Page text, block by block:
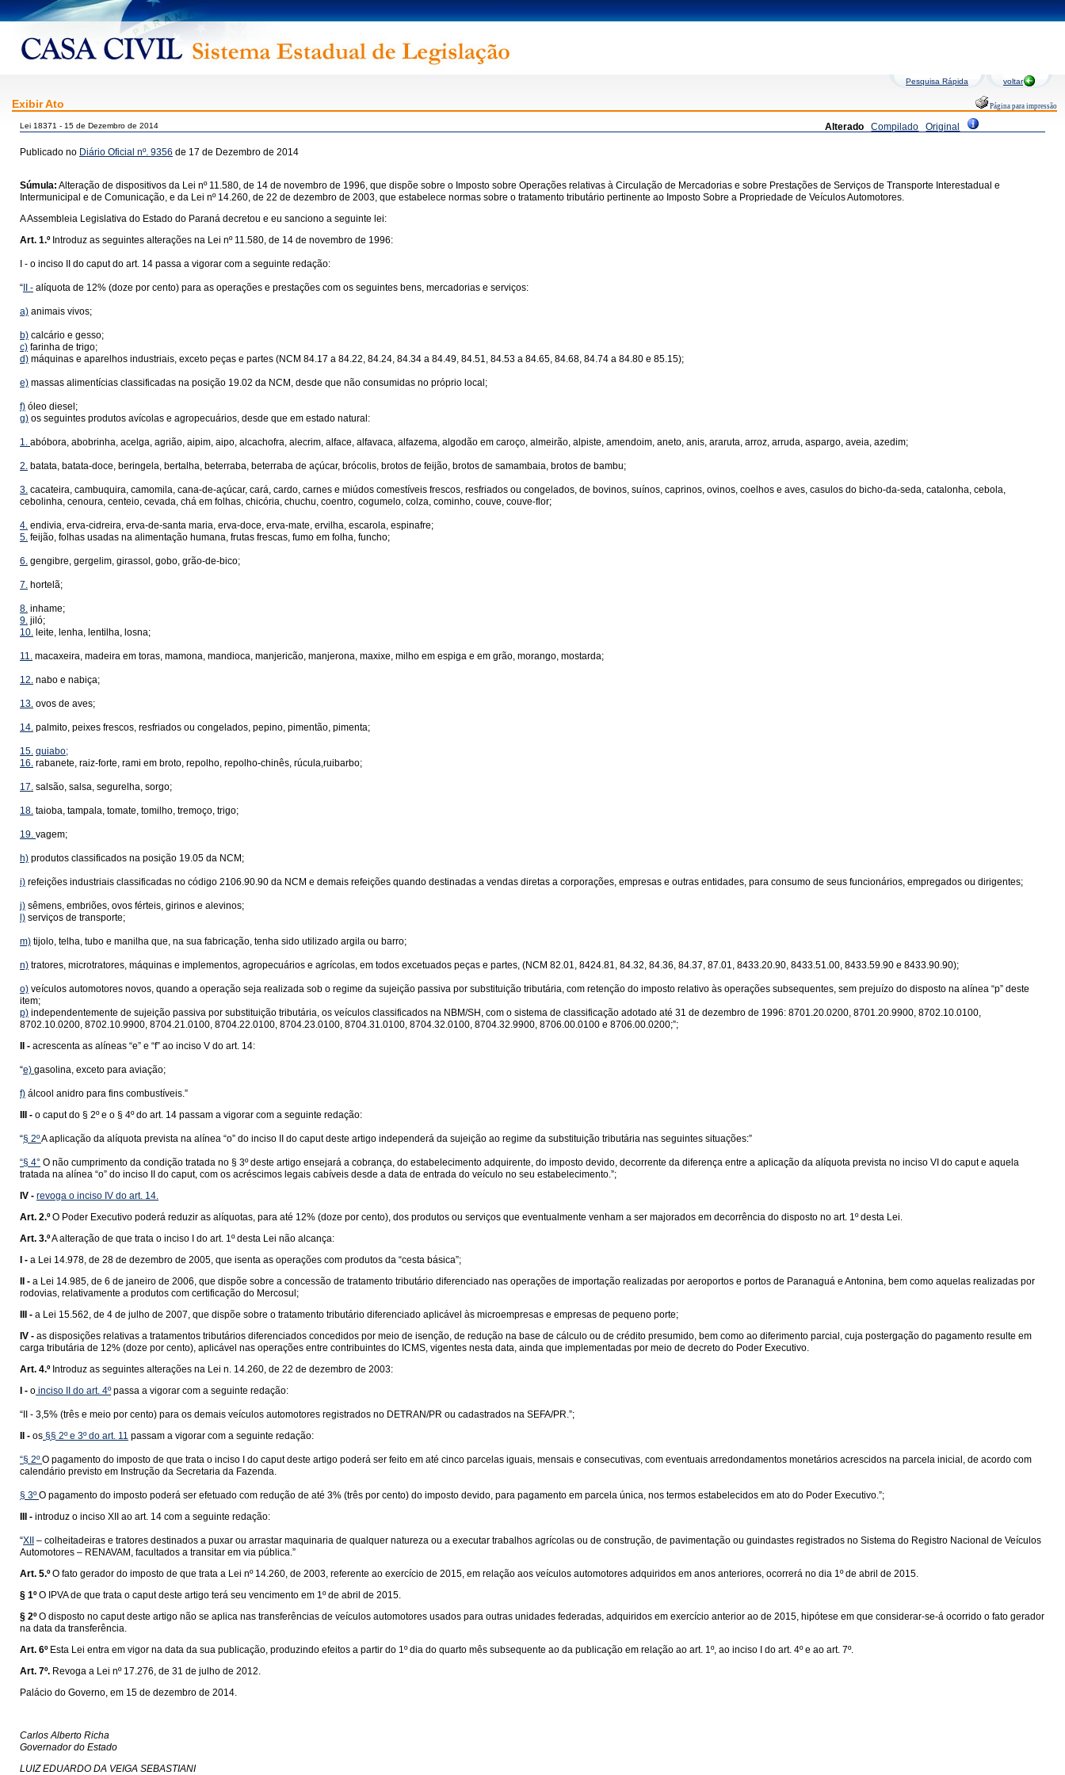
Pesquisa Rápida voltar
Exibir Ato Página para impressão
Alterado Compilado Original
Lei 18371 - 15 de Dezembro de 2014
Publicado no Diário Oficial nº. 9356 de 17 de Dezembro de 2014
Súmula: Alteração de dispositivos da Lei nº 11.580, de 14 de novembro de 1996, que dispõe sobre o Imposto sobre Operações relativas à Circulação de Mercadorias e sobre Prestações de Serviços de Transporte Interestadual e
Intermunicipal e de Comunicação, e da Lei nº 14.260, de 22 de dezembro de 2003, que estabelece normas sobre o tratamento tributário pertinente ao Imposto Sobre a Propriedade de Veículos Automotores.
A Assembleia Legislativa do Estado do Paraná decretou e eu sanciono a seguinte lei:
Art. 1.º Introduz as seguintes alterações na Lei nº 11.580, de 14 de novembro de 1996:
I - o inciso II do caput do art. 14 passa a vigorar com a seguinte redação:
“ II - alíquota de 12% (doze por cento) para as operações e prestações com os seguintes bens, mercadorias e serviços:
a) animais vivos;
b) calcário e gesso;
c) farinha de trigo;
d) máquinas e aparelhos industriais, exceto peças e partes (NCM 84.17 a 84.22, 84.24, 84.34 a 84.49, 84.51, 84.53 a 84.65, 84.68, 84.74 a 84.80 e 85.15);
e) massas alimentícias classificadas na posição 19.02 da NCM, desde que não consumidas no próprio local;
f) óleo diesel;
g) os seguintes produtos avícolas e agropecuários, desde que em estado natural:
1. abóbora, abobrinha, acelga, agrião, aipim, aipo, alcachofra, alecrim, alface, alfavaca, alfazema, algodão em caroço, almeirão, alpiste, amendoim, aneto, anis, araruta, arroz, arruda, aspargo, aveia, azedim;
2. batata, batata-doce, beringela, bertalha, beterraba, beterraba de açúcar, brócolis, brotos de feijão, brotos de samambaia, brotos de bambu;
3. cacateira, cambuquira, camomila, cana-de-açúcar, cará, cardo, carnes e miúdos comestíveis frescos, resfriados ou congelados, de bovinos, suínos, caprinos, ovinos, coelhos e aves, casulos do bicho-da-seda, catalonha, cebola,
cebolinha, cenoura, centeio, cevada, chá em folhas, chicória, chuchu, coentro, cogumelo, colza, cominho, couve, couve-flor;
4. endivia, erva-cidreira, erva-de-santa maria, erva-doce, erva-mate, ervilha, escarola, espinafre;
5. feijão, folhas usadas na alimentação humana, frutas frescas, fumo em folha, funcho;
6. gengibre, gergelim, girassol, gobo, grão-de-bico;
7. hortelã;
8. inhame;
9. jiló;
10. leite, lenha, lentilha, losna;
11. macaxeira, madeira em toras, mamona, mandioca, manjericão, manjerona, maxixe, milho em espiga e em grão, morango, mostarda;
12. nabo e nabiça;
13. ovos de aves;
14. palmito, peixes frescos, resfriados ou congelados, pepino, pimentão, pimenta;
15. quiabo;
16. rabanete, raiz-forte, rami em broto, repolho, repolho-chinês, rúcula,ruibarbo;
17. salsão, salsa, segurelha, sorgo;
18. taioba, tampala, tomate, tomilho, tremoço, trigo;
19. vagem;
h) produtos classificados na posição 19.05 da NCM;
i) refeições industriais classificadas no código 2106.90.90 da NCM e demais refeições quando destinadas a vendas diretas a corporações, empresas e outras entidades, para consumo de seus funcionários, empregados ou dirigentes;
j) sêmens, embriões, ovos férteis, girinos e alevinos;
l) serviços de transporte;
m) tijolo, telha, tubo e manilha que, na sua fabricação, tenha sido utilizado argila ou barro;
n) tratores, microtratores, máquinas e implementos, agropecuários e agrícolas, em todos excetuados peças e partes, (NCM 82.01, 8424.81, 84.32, 84.36, 84.37, 87.01, 8433.20.90, 8433.51.00, 8433.59.90 e 8433.90.90);
o) veículos automotores novos, quando a operação seja realizada sob o regime da sujeição passiva por substituição tributária, com retenção do imposto relativo às operações subsequentes, sem prejuízo do disposto na alínea “p” deste
item;
p) independentemente de sujeição passiva por substituição tributária, os veículos classificados na NBM/SH, com o sistema de classificação adotado até 31 de dezembro de 1996: 8701.20.0200, 8701.20.9900, 8702.10.0100,
8702.10.0200, 8702.10.9900, 8704.21.0100, 8704.22.0100, 8704.23.0100, 8704.31.0100, 8704.32.0100, 8704.32.9900, 8706.00.0100 e 8706.00.0200;”;
II - acrescenta as alíneas “e” e “f” ao inciso V do art. 14:
“e) gasolina, exceto para aviação;
f) álcool anidro para fins combustíveis.”
III - o caput do § 2º e o § 4º do art. 14 passam a vigorar com a seguinte redação:
“§ 2ºA aplicação da alíquota prevista na alínea “o” do inciso II do caput deste artigo independerá da sujeição ao regime da substituição tributária nas seguintes situações:”
“§ 4° O não cumprimento da condição tratada no § 3º deste artigo ensejará a cobrança, do estabelecimento adquirente, do imposto devido, decorrente da diferença entre a aplicação da alíquota prevista no inciso VI do caput e aquela
tratada na alínea “o” do inciso II do caput, com os acréscimos legais cabíveis desde a data de entrada do veículo no seu estabelecimento.”;
IV - revoga o inciso IV do art. 14.
Art. 2.º O Poder Executivo poderá reduzir as alíquotas, para até 12% (doze por cento), dos produtos ou serviços que eventualmente venham a ser majorados em decorrência do disposto no art. 1º desta Lei.
Art. 3.ºA alteração de que trata o inciso I do art. 1º desta Lei não alcança:
I - a Lei 14.978, de 28 de dezembro de 2005, que isenta as operações com produtos da “cesta básica”;
II - a Lei 14.985, de 6 de janeiro de 2006, que dispõe sobre a concessão de tratamento tributário diferenciado nas operações de importação realizadas por aeroportos e portos de Paranaguá e Antonina, bem como aquelas realizadas por
rodovias, relativamente a produtos com certificação do Mercosul;
III - a Lei 15.562, de 4 de julho de 2007, que dispõe sobre o tratamento tributário diferenciado aplicável às microempresas e empresas de pequeno porte;
IV - as disposições relativas a tratamentos tributários diferenciados concedidos por meio de isenção, de redução na base de cálculo ou de crédito presumido, bem como ao diferimento parcial, cuja postergação do pagamento resulte em
carga tributária de 12% (doze por cento), aplicável nas operações entre contribuintes do ICMS, vigentes nesta data, ainda que implementadas por meio de decreto do Poder Executivo.
Art. 4.º Introduz as seguintes alterações na Lei n. 14.260, de 22 de dezembro de 2003:
I - o inciso II do art. 4ºpassa a vigorar com a seguinte redação:
“II - 3,5% (três e meio por cento) para os demais veículos automotores registrados no DETRAN/PR ou cadastrados na SEFA/PR.”;
II - os §§ 2º e 3º do art. 11 passam a vigorar com a seguinte redação:
“§ 2ºO pagamento do imposto de que trata o inciso I do caput deste artigo poderá ser feito em até cinco parcelas iguais, mensais e consecutivas, com eventuais arredondamentos monetários acrescidos na parcela inicial, de acordo com
calendário previsto em Instrução da Secretaria da Fazenda.
§ 3ºO pagamento do imposto poderá ser efetuado com redução de até 3% (três por cento) do imposto devido, para pagamento em parcela única, nos termos estabelecidos em ato do Poder Executivo.”;
III - introduz o inciso XII ao art. 14 com a seguinte redação:
“XII
– colheitadeiras e tratores destinados a puxar ou arrastar maquinaria de qualquer natureza ou a executar trabalhos agrícolas ou de construção, de pavimentação ou guindastes registrados no Sistema do Registro Nacional de Veículos
Automotores – RENAVAM, facultados a transitar em via pública.”
Art. 5.º O fato gerador do imposto de que trata a Lei nº 14.260, de 2003, referente ao exercício de 2015, em relação aos veículos automotores adquiridos em anos anteriores, ocorrerá no dia 1º de abril de 2015.
§ 1º O IPVA de que trata o caput deste artigo terá seu vencimento em 1º de abril de 2015.
§ 2º O disposto no caput deste artigo não se aplica nas transferências de veículos automotores usados para outras unidades federadas, adquiridos em exercício anterior ao de 2015, hipótese em que considerar-se-á ocorrido o fato gerador
na data da transferência.
Art. 6º Esta Lei entra em vigor na data da sua publicação, produzindo efeitos a partir do 1º dia do quarto mês subsequente ao da publicação em relação ao art. 1º, ao inciso I do art. 4º e ao art. 7º.
Art. 7º. Revoga a Lei nº 17.276, de 31 de julho de 2012.
Palácio do Governo, em 15 de dezembro de 2014.
Carlos Alberto Richa
Governador do Estado
LUIZ EDUARDO DA VEIGA SEBASTIANI